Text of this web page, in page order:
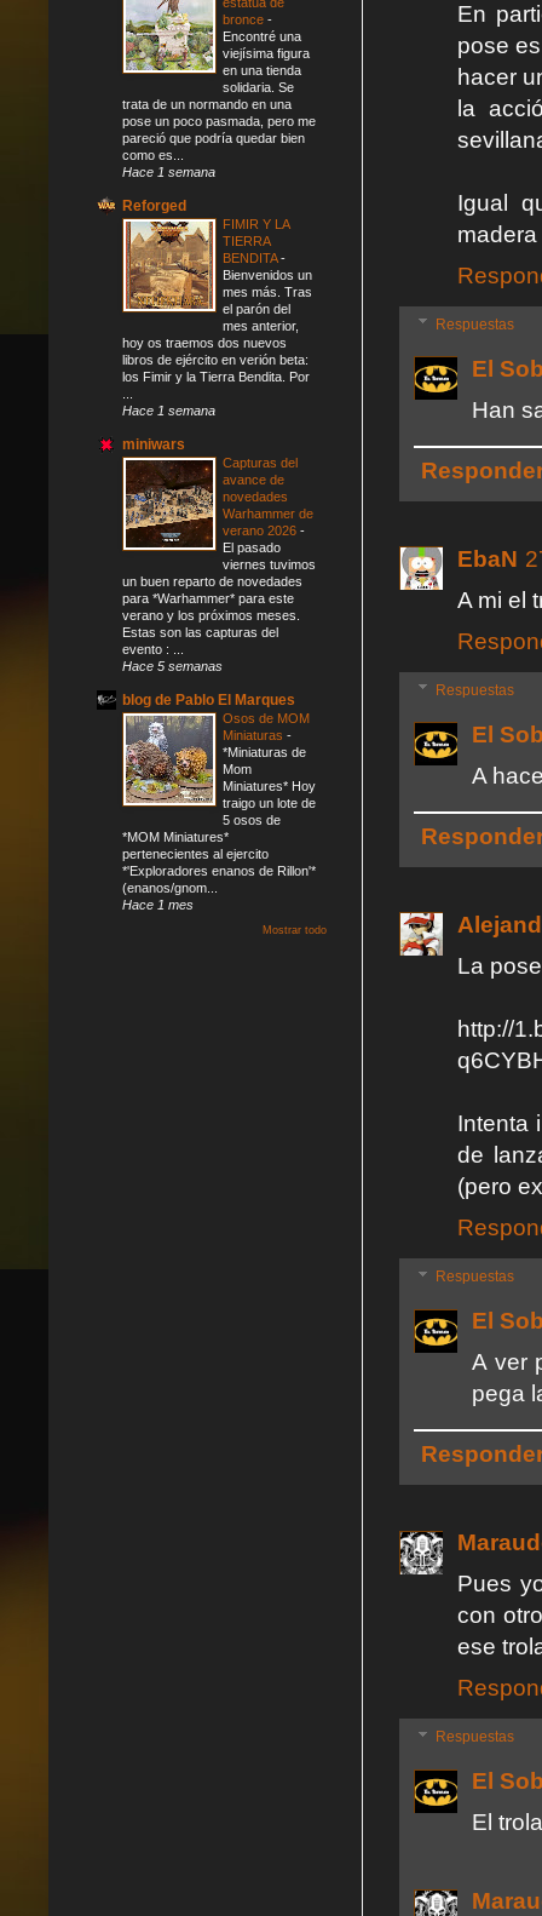
En
pose
hacer
la
Igual
Respuestas
El
Han
EbaN
A mi el
Respuestas
El
A
La
http://
Intenta
de
(pero
Respuestas
El
A ver
pega
Pues
con
ese
Respuestas
El
El
bronce -
Encontré una
viejísima figura
en una tienda
solidaria. Se
trata de un normando en una
pose un poco pasmada, pero me
pareció que podría quedar bien
como es...
Hace 1 semana
Reforged
FIMIR Y LA
TIERRA
BENDITA-
Bienvenidos un
mes más. Tras
el parón del
mes anterior,
hoy os traemos dos nuevos
libros de ejército en verión beta:
los Fimir y la Tierra Bendita. Por
Hace 1 semana
miniwars
Capturas del
avance de
novedades
Warhammer de
verano 2026 -
El pasado
viernes tuvimos
un buen reparto de novedades
para *Warhammer* para este
verano y los próximos meses.
Estas son las capturas del
evento : ...
Hace 5 semanas
blog de Pablo El Marques
Osos de MOM
Miniaturas -
*Miniaturas de
Mom
Miniatures* Hoy
traigo un lote de
5 osos de
*MOM Miniatures*
pertenecientes al ejercito
*'Exploradores enanos de Rillon'*
(enanos/gnom...
Hace 1 mes
Mostrar todo